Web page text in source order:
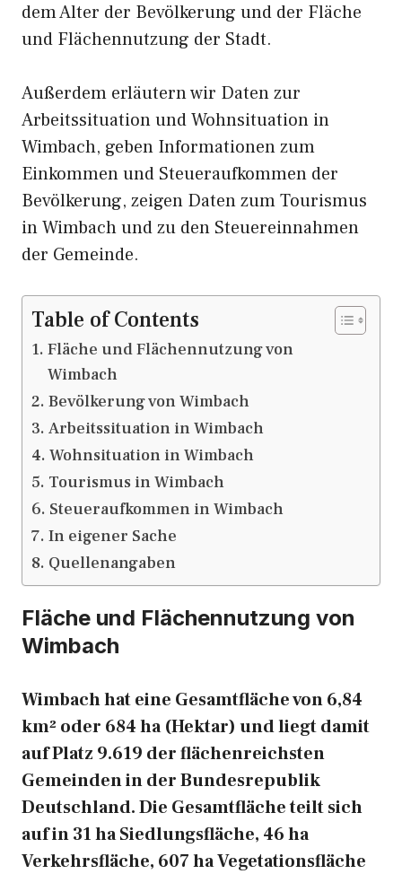
dem Alter der Bevölkerung und der Fläche
und Flächennutzung der Stadt.
Außerdem erläutern wir Daten zur
Arbeitssituation und Wohnsituation in
Wimbach, geben Informationen zum
Einkommen und Steueraufkommen der
Bevölkerung, zeigen Daten zum Tourismus
in Wimbach und zu den Steuereinnahmen
der Gemeinde.
Table of Contents
Fläche und Flächennutzung von
Wimbach
Bevölkerung von Wimbach
Arbeitssituation in Wimbach
Wohnsituation in Wimbach
Tourismus in Wimbach
Steueraufkommen in Wimbach
In eigener Sache
Quellenangaben
Fläche und Flächennutzung von
Wimbach
Wimbach hat eine Gesamtfläche von 6,84
km² oder 684 ha (Hektar) und liegt damit
auf Platz 9.619 der flächenreichsten
Gemeinden in der Bundesrepublik
Deutschland. Die Gesamtfläche teilt sich
auf in 31 ha Siedlungsfläche, 46 ha
Verkehrsfläche, 607 ha Vegetationsfläche